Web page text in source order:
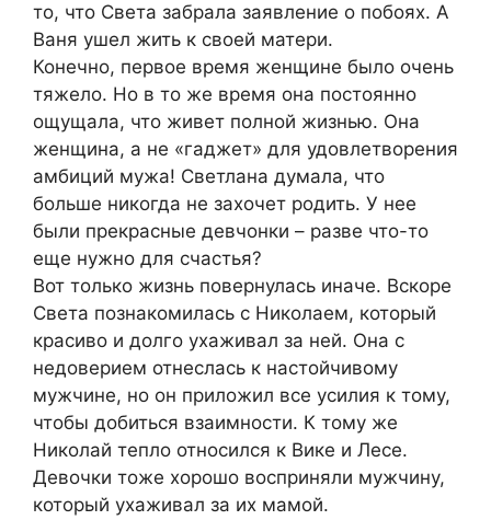
то, что Света забрала заявление о побоях. А
Ваня ушел жить к своей матери.
Конечно, первое время женщине было очень
тяжело. Но в то же время она постоянно
ощущала, что живет полной жизнью. Она
женщина, а не «гаджет» для удовлетворения
амбиций мужа! Светлана думала, что
больше никогда не захочет родить. У нее
были прекрасные девчонки – разве что-то
еще нужно для счастья?
Вот только жизнь повернулась иначе. Вскоре
Света познакомилась с Николаем, который
красиво и долго ухаживал за ней. Она с
недоверием отнеслась к настойчивому
мужчине, но он приложил все усилия к тому,
чтобы добиться взаимности. К тому же
Николай тепло относился к Вике и Лесе.
Девочки тоже хорошо восприняли мужчину,
который ухаживал за их мамой.